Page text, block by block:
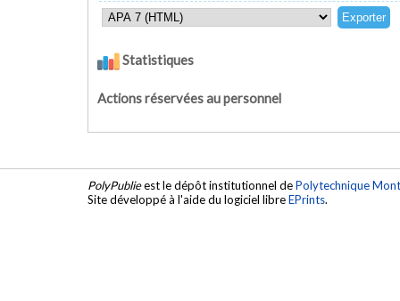
Statistiques
Actions réservées au personnel
PolyPublieest le dépôt institutionnel dePolytechnique
Site développé à l'aide du logiciel libreEPrints.